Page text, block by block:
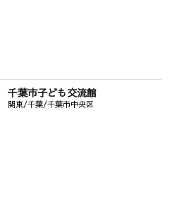
千葉市子ども交流館
関東/千葉/千葉市中央区